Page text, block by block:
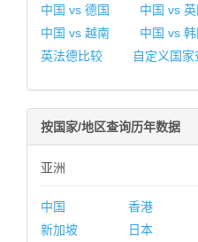
中国 vs 德国
中国 vs 英
中国 vs 越南
中国 vs 韩
英法德比较
自定义国家
按国家/地区查询历年数据
亚洲
中国 香港
新加坡
日本